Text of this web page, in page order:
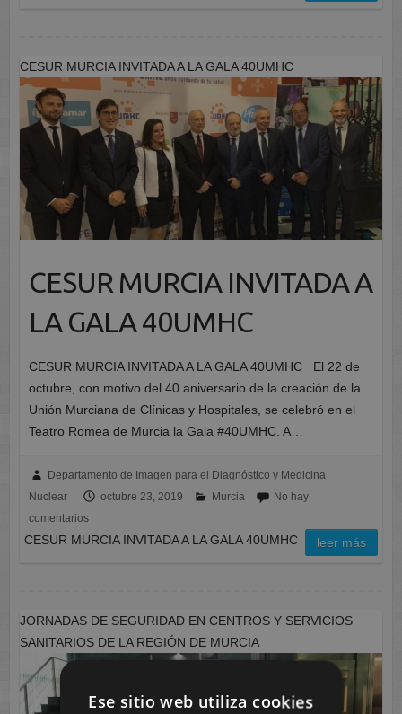
CESUR MURCIA INVITADA A LA GALA 40UMHC
CESUR MURCIA INVITADA A
LA GALA 40UMHC
CESUR MURCIA INVITADA A LA GALA 40UMHC El 22 de
octubre, con motivo del 40 aniversario de la creación de la
Unión Murciana de Clínicas y Hospitales, se celebró en el
Teatro Romea de Murcia la Gala #40UMHC. A…
Departamento de Imagen para el Diagnóstico y Medicina
Nuclear
octubre 23, 2019 Murcia
No hay
comentarios
CESUR MURCIA INVITADA A LA GALA 40UMHC leer más
JORNADAS DE SEGURIDAD EN CENTROS Y SERVICIOS
SANITARIOS DE LA REGIÓN DE MURCIA
Ese sitio web utiliza cookies